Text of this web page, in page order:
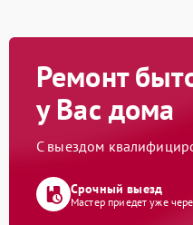
Ремонт
у Вас дома
С выездом
Срочный выезд
Мастер приедет уже